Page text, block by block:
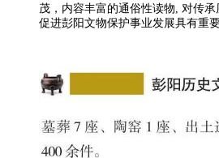
茂，内容丰富的通俗性读物, 对传承
促进彭阳文物保护事业发展具有重